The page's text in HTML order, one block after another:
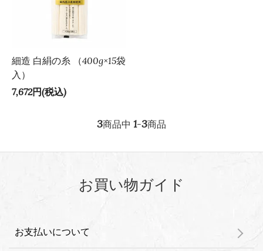
細造 白絹の糸 （400g×15袋
入）
7,672円(税込)
3商品中 1-3商品
お買い物ガイド
お支払いについて